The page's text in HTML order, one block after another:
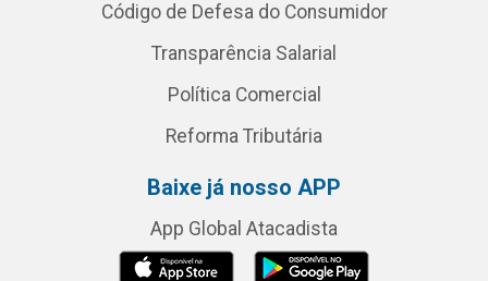
Código de Defesa do Consumidor
Transparência Salarial
Política Comercial
Reforma Tributária
Baixe já nosso APP
App Global Atacadista